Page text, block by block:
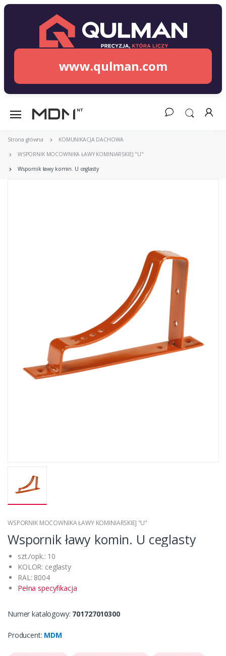
www.qulman.com
Strona główna KOMUNIKACJA DACHOWA
WSPORNIK MOCOWNIKA ŁAWY KOMINIARSKIEJ "U"
Wspornik ławy komin. U ceglasty
WSPORNIK MOCOWNIKA ŁAWY KOMINIARSKIEJ "U"
Wspornik ławy komin. U ceglasty
szt./opk.: 10
KOLOR: ceglasty
RAL: 8004
Pełna specyfikacja
Numer katalogowy: 701727010300
Producent: MDM